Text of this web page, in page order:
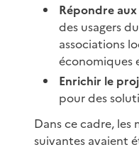
Répondre
des usagers
associations
économiques
Enrichir le
pour des
Dans ce cadre,
suivantes avaient